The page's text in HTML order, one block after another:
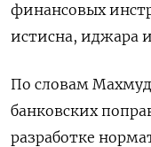
финансовых
истисна, иджара
По словам
банковских
разработке